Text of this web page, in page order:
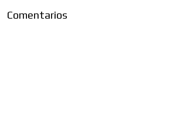
Comentarios